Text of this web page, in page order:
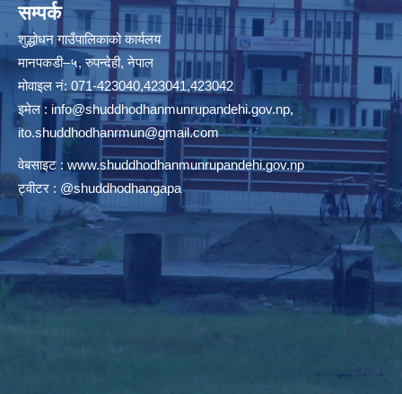
सम्पर्क
शुद्धोधन गाउँपालिकाको कार्यलय
मानपकडी–५, रुपन्देही, नेपाल
मोवाइल नं: 071-423040,423041,423042
इमेल : info@shuddhodhanmunrupandehi.gov.np,
ito.shuddhodhanrmun@gmail.com
वेबसाइट : www.shuddhodhanmunrupandehi.gov.np
ट्वीटर : @shuddhodhangapa